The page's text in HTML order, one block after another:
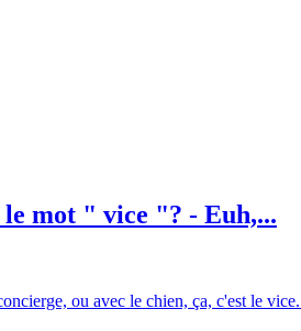
le mot " vice "? - Euh,...
ou avec le chien, ça, c'est le